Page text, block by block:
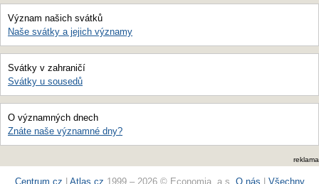
Význam našich svátků
Naše svátky a jejich významy
Svátky v zahraničí
Svátky u sousedů
O významných dnech
Znáte naše významné dny?
reklama
Centrum.cz Atlas.cz 1999 – 2026 © Economia, a.s. O nás Všechny